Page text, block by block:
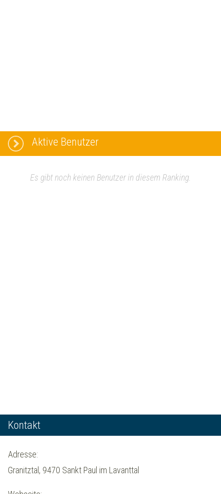
Aktive Benutzer
Es gibt noch keinen Benutzer in diesem Ranking.
Kontakt
Adresse:
Granitztal, 9470 Sankt Paul im Lavanttal